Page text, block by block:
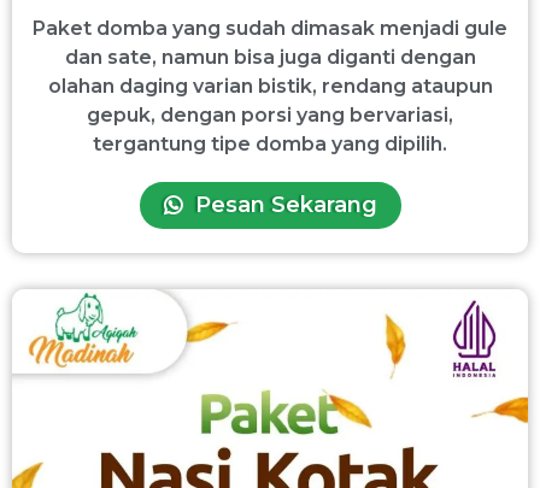
Paket domba yang sudah dimasak menjadi gule
dan sate, namun bisa juga diganti dengan
olahan daging varian bistik, rendang ataupun
gepuk, dengan porsi yang bervariasi,
tergantung tipe domba yang dipilih.
Pesan Sekarang